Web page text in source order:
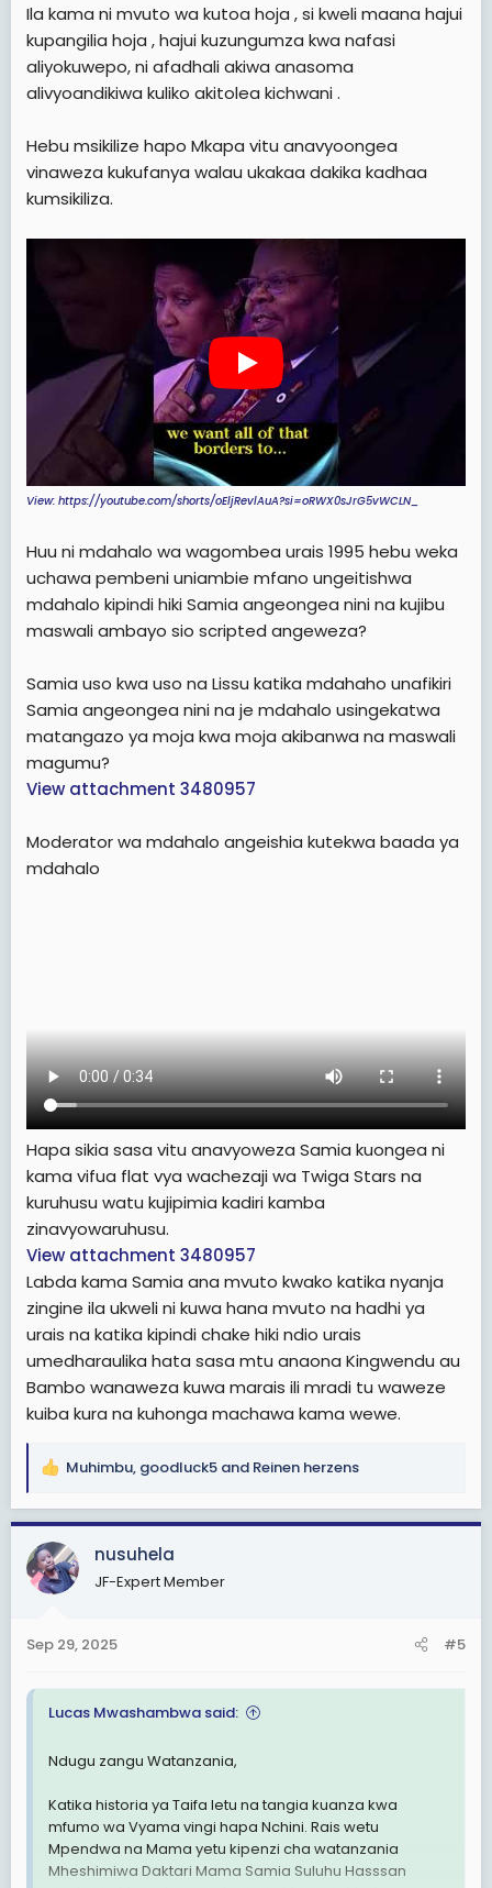
Ila kama ni mvuto wa kutoa hoja , si kweli maana hajui
kupangilia hoja , hajui kuzungumza kwa nafasi
aliyokuwepo, ni afadhali akiwa anasoma
alivyoandikiwa kuliko akitolea kichwani .
Hebu msikilize hapo Mkapa vitu anavyoongea
vinaweza kukufanya walau ukakaa dakika kadhaa
kumsikiliza.
View: https://youtube.com/shorts/oEljRevlAuA?si=oRWX0sJrG5vWCLN_
Huu ni mdahalo wa wagombea urais 1995 hebu weka
uchawa pembeni uniambie mfano ungeitishwa
mdahalo kipindi hiki Samia angeongea nini na kujibu
maswali ambayo sio scripted angeweza?
Samia uso kwa uso na Lissu katika mdahaho unafikiri
Samia angeongea nini na je mdahalo usingekatwa
matangazo ya moja kwa moja akibanwa na maswali
magumu?
View attachment 3480957
Moderator wa mdahalo angeishia kutekwa baada ya
mdahalo
Hapa sikia sasa vitu anavyoweza Samia kuongea ni
kama vifua flat vya wachezaji wa Twiga Stars na
kuruhusu watu kujipimia kadiri kamba
zinavyowaruhusu.
View attachment 3480957
Labda kama Samia ana mvuto kwako katika nyanja
zingine ila ukweli ni kuwa hana mvuto na hadhi ya
urais na katika kipindi chake hiki ndio urais
umedharaulika hata sasa mtu anaona Kingwendu au
Bambo wanaweza kuwa marais ili mradi tu waweze
kuiba kura na kuhonga machawa kama wewe.
R
a
c
t
i
s
Muhimbu, goodluck5 and Reinen herzens
nusuhela
JF-Expert Member
Sep 29, 2025 #5
Lucas Mwashambwa said:
Ndugu zangu Watanzania,
Katika historia ya Taifa letu na tangia kuanza kwa
mfumo wa Vyama vingi hapa Nchini. Rais wetu
Mpendwa na Mama yetu kipenzi cha watanzania
Mheshimiwa Daktari Mama Samia Suluhu Hasssan